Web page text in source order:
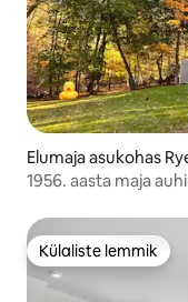
Elumaja asukohas
1956. aasta maja
Külaliste lemmik
Külaliste lemmik